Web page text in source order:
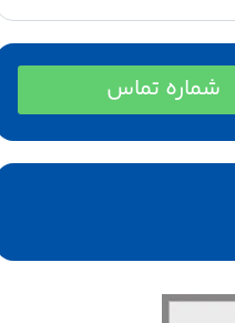
شماره تماس